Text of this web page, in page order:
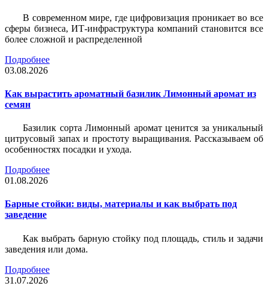
В современном мире, где цифровизация проникает во все
сферы бизнеса, ИТ-инфраструктура компаний становится все
более сложной и распределенной
Подробнее
03.08.2026
Как вырастить ароматный базилик Лимонный аромат из
семян
Базилик сорта Лимонный аромат ценится за уникальный
цитрусовый запах и простоту выращивания. Рассказываем об
особенностях посадки и ухода.
Подробнее
01.08.2026
Барные стойки: виды, материалы и как выбрать под
заведение
Как выбрать барную стойку под площадь, стиль и задачи
заведения или дома.
Подробнее
31.07.2026